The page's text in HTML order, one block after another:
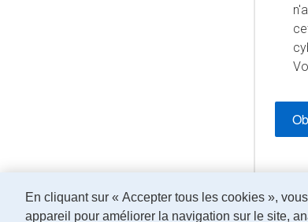
En cliquant sur « Accepter tous les cookies »,
appareil pour améliorer la navigation sur le site,